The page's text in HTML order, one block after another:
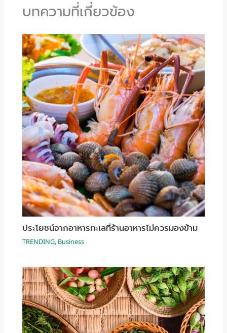
บทความที่เกี่ยวข้อง
ประโยชน์จากอาหารทะเลที่ร้านอาหารไม่ควรมองข้าม
TRENDING, Business